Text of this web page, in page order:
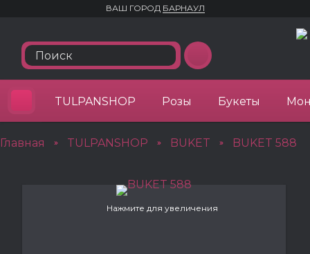
ВАШ ГОРОД БАРНАУЛ
TULPANSHOP Розы Букеты
Главная » TULPANSHOP » BUKET » BUKET 588
Нажмите для увеличения